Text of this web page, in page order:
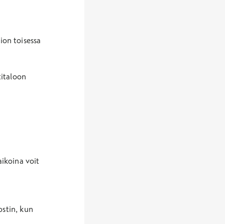
toisessa
voit
kun